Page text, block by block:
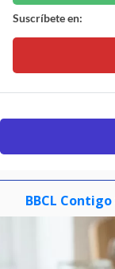
Suscríbete en:
BBCL Contigo